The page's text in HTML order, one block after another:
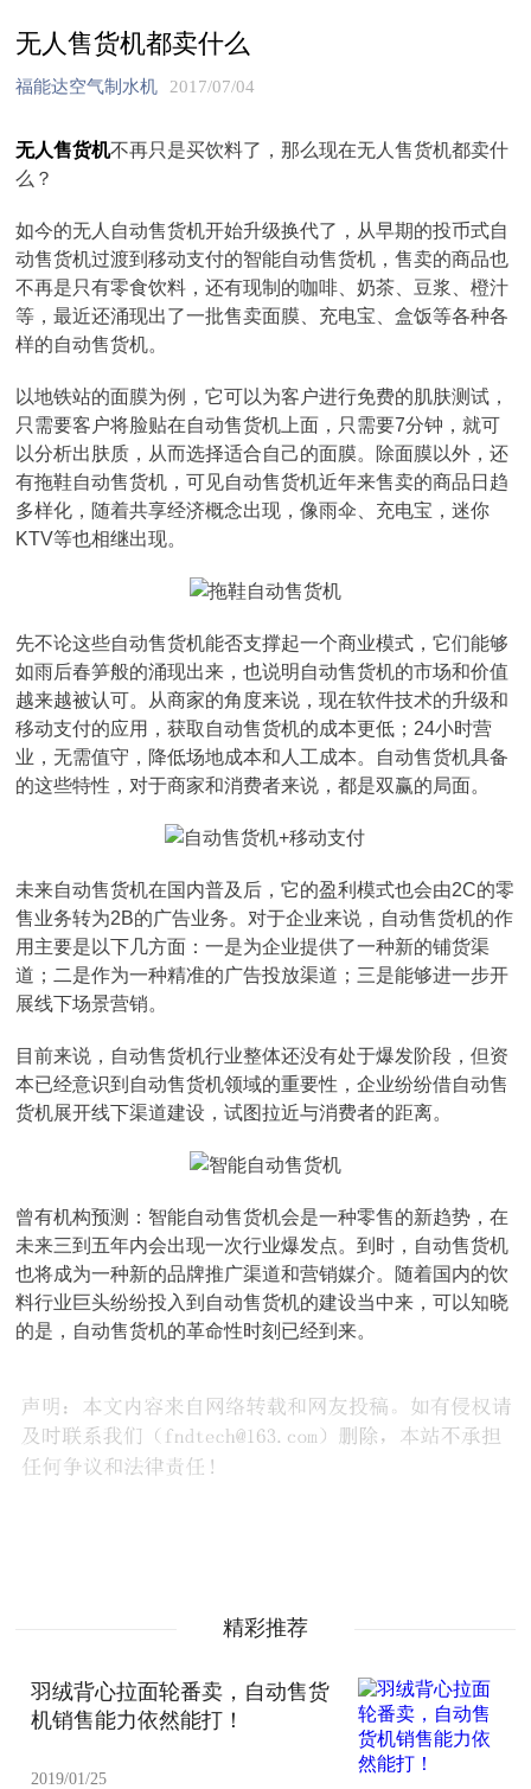
无人售货机都卖什么
福能达空气制水机 2017/07/04
无人售货机不再只是买饮料了，那么现在无人售货机都卖什
么？
如今的无人自动售货机开始升级换代了，从早期的投币式自
动售货机过渡到移动支付的智能自动售货机，售卖的商品也
不再是只有零食饮料，还有现制的咖啡、奶茶、豆浆、橙汁
等，最近还涌现出了一批售卖面膜、充电宝、盒饭等各种各
样的自动售货机。
以地铁站的面膜为例，它可以为客户进行免费的肌肤测试，
只需要客户将脸贴在自动售货机上面，只需要7分钟，就可
以分析出肤质，从而选择适合自己的面膜。除面膜以外，还
有拖鞋自动售货机，可见自动售货机近年来售卖的商品日趋
多样化，随着共享经济概念出现，像雨伞、充电宝，迷你
KTV等也相继出现。
先不论这些自动售货机能否支撑起一个商业模式，它们能够
如雨后春笋般的涌现出来，也说明自动售货机的市场和价值
越来越被认可。从商家的角度来说，现在软件技术的升级和
移动支付的应用，获取自动售货机的成本更低；24小时营
业，无需值守，降低场地成本和人工成本。自动售货机具备
的这些特性，对于商家和消费者来说，都是双赢的局面。
未来自动售货机在国内普及后，它的盈利模式也会由2C的零
售业务转为2B的广告业务。对于企业来说，自动售货机的作
用主要是以下几方面：一是为企业提供了一种新的铺货渠
道；二是作为一种精准的广告投放渠道；三是能够进一步开
展线下场景营销。
目前来说，自动售货机行业整体还没有处于爆发阶段，但资
本已经意识到自动售货机领域的重要性，企业纷纷借自动售
货机展开线下渠道建设，试图拉近与消费者的距离。
曾有机构预测：智能自动售货机会是一种零售的新趋势，在
未来三到五年内会出现一次行业爆发点。到时，自动售货机
也将成为一种新的品牌推广渠道和营销媒介。随着国内的饮
料行业巨头纷纷投入到自动售货机的建设当中来，可以知晓
的是，自动售货机的革命性时刻已经到来。
精彩推荐
羽绒背心拉面轮番卖，自动售货
机销售能力依然能打！
2019/01/25